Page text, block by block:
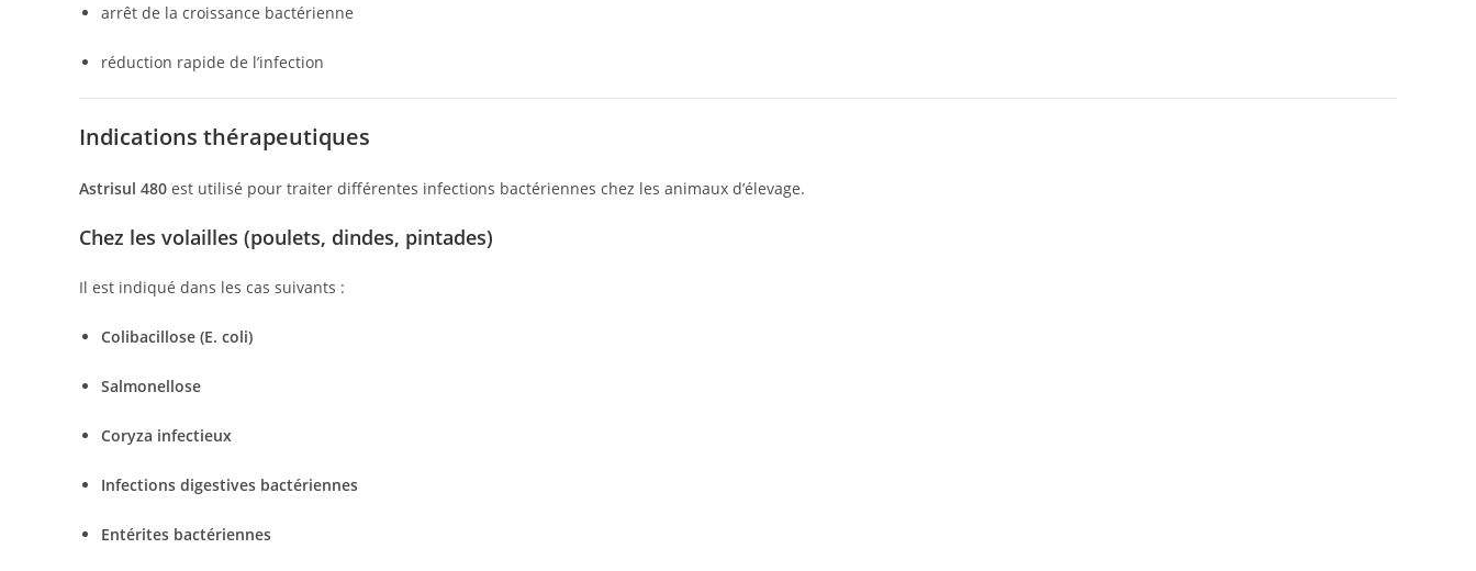
arrêt de la croissance bactérienne
réduction rapide de l’infection
Indications thérapeutiques
Astrisul 480 est utilisé pour traiter différentes infections bactériennes chez les animaux d’élevage.
Chez les volailles (poulets, dindes, pintades)
Il est indiqué dans les cas suivants :
Colibacillose (E. coli)
Salmonellose
Coryza infectieux
Infections digestives bactériennes
Entérites bactériennes